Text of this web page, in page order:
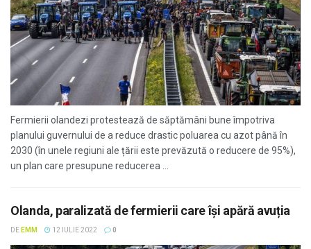
Fermierii olandezi protestează de săptămâni bune împotriva
planului guvernului de a reduce drastic poluarea cu azot până în
2030 (în unele regiuni ale țării este prevăzută o reducere de 95%),
un plan care presupune reducerea ...
Olanda, paralizată de fermierii care își apără avuția
DE EMM 12 IULIE 2022 0